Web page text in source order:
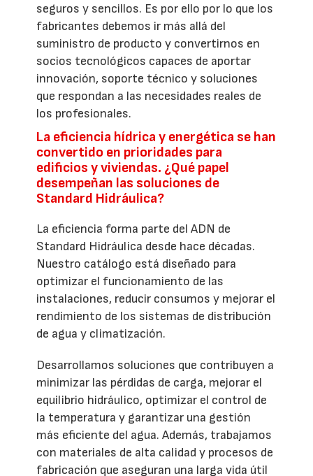
seguros y sencillos. Es por ello por lo que los
fabricantes debemos ir más allá del
suministro de producto y convertirnos en
socios tecnológicos capaces de aportar
innovación, soporte técnico y soluciones
que respondan a las necesidades reales de
los profesionales.
La eficiencia hídrica y energética se han
convertido en prioridades para
edificios y viviendas. ¿Qué papel
desempeñan las soluciones de
Standard Hidráulica?
La eficiencia forma parte del ADN de
Standard Hidráulica desde hace décadas.
Nuestro catálogo está diseñado para
optimizar el funcionamiento de las
instalaciones, reducir consumos y mejorar el
rendimiento de los sistemas de distribución
de agua y climatización.
Desarrollamos soluciones que contribuyen a
minimizar las pérdidas de carga, mejorar el
equilibrio hidráulico, optimizar el control de
la temperatura y garantizar una gestión
más eficiente del agua. Además, trabajamos
con materiales de alta calidad y procesos de
fabricación que aseguran una larga vida útil